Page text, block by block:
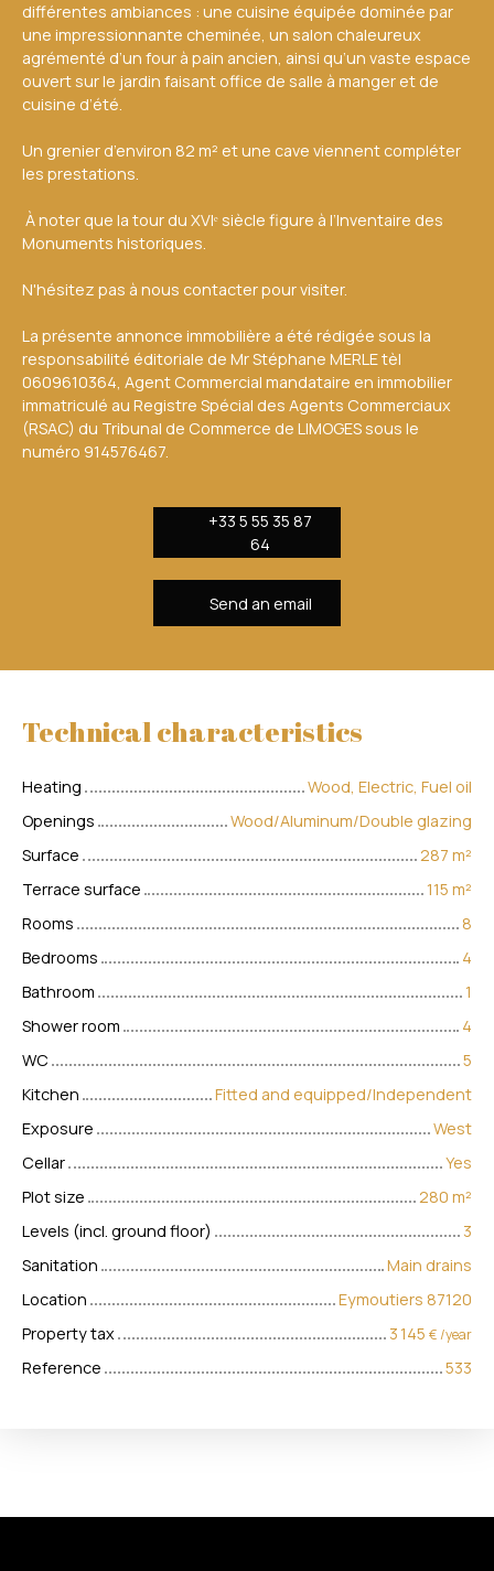
différentes ambiances : une cuisine équipée dominée par
une impressionnante cheminée, un salon chaleureux
agrémenté d’un four à pain ancien, ainsi qu’un vaste espace
ouvert sur le jardin faisant office de salle à manger et de
cuisine d’été.
Un grenier d’environ 82 m² et une cave viennent compléter
les prestations.
À noter que la tour du XVIᵉ siècle figure à l’Inventaire des
Monuments historiques.
N'hésitez pas à nous contacter pour visiter.
La présente annonce immobilière a été rédigée sous la
responsabilité éditoriale de Mr Stéphane MERLE tèl
0609610364, Agent Commercial mandataire en immobilier
immatriculé au Registre Spécial des Agents Commerciaux
(RSAC) du Tribunal de Commerce de LIMOGES sous le
numéro 914576467.
+33 5 55 35 87
64
Send an email
Technical characteristics
Heating
Wood, Electric, Fuel oil
Openings
Wood/Aluminum/Double glazing
Surface
287 m²
Terrace surface
115 m²
Rooms
8
Bedrooms
4
Bathroom
1
Shower room
4
WC
5
Kitchen
Fitted and equipped/Independent
Exposure
West
Cellar
Yes
Plot size
280 m²
Levels (incl. ground floor)
3
Sanitation
Main drains
Location
Eymoutiers 87120
Property tax
3 145 € /year
Reference 533